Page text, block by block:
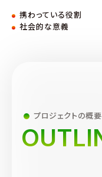
携わっている役割
社会的な意義
プロジェクトの概要